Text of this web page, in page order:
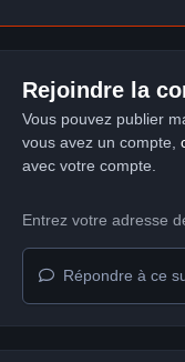
Rejoindre la
Vous pouvez publier
vous avez un compte,
avec votre compte.
Répondre à ce